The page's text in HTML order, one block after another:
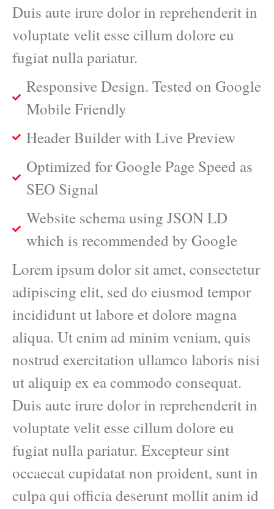
Duis aute irure dolor in reprehenderit in
voluptate velit esse cillum dolore eu
fugiat nulla pariatur.
Responsive Design. Tested on Google
Mobile Friendly
Header Builder with Live Preview
Optimized for Google Page Speed as
SEO Signal
Website schema using JSON LD
which is recommended by Google
Lorem ipsum dolor sit amet, consectetur
adipiscing elit, sed do eiusmod tempor
incididunt ut labore et dolore magna
aliqua. Ut enim ad minim veniam, quis
nostrud exercitation ullamco laboris nisi
ut aliquip ex ea commodo consequat.
Duis aute irure dolor in reprehenderit in
voluptate velit esse cillum dolore eu
fugiat nulla pariatur. Excepteur sint
occaecat cupidatat non proident, sunt in
culpa qui officia deserunt mollit anim id